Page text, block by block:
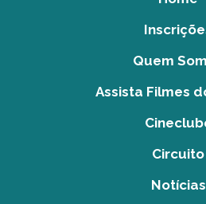
Quem
Assista Filmes
Circuito
Notícias